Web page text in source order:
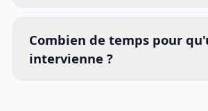
Combien de temps pour
intervienne ?